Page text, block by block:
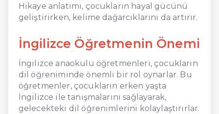
Hikaye anlatımı, çocukların hayal gücünü
geliştirirken, kelime dağarcıklarını da artırır.
İngilizce Öğretmenin Önemi
İngilizce anaokulu öğretmenleri, çocukların
dil öğreniminde önemli bir rol oynarlar. Bu
öğretmenler, çocukların erken yaşta
İngilizce ile tanışmalarını sağlayarak,
gelecekteki dil öğrenimlerini kolaylaştırırlar.